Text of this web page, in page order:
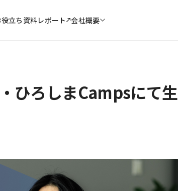
役立ち資料レポート 会社概要
ひろしまCampsにて生